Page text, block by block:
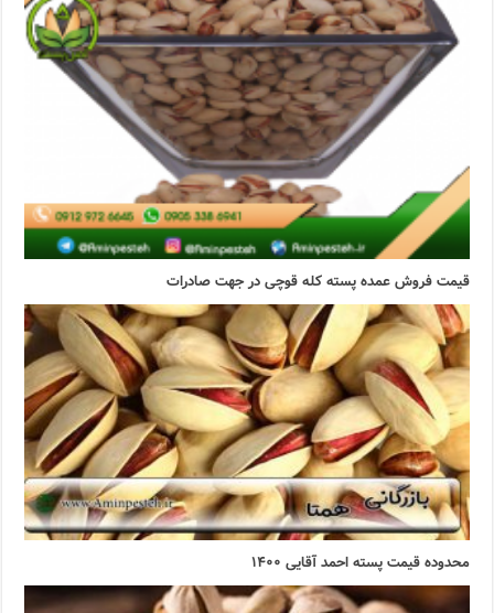
قیمت فروش عمده پسته کله قوچی در جهت صادرات
محدوده قیمت پسته احمد آقایی ۱۴۰۰